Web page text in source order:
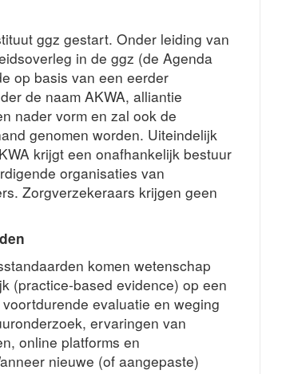
ggz gestart. Onder leiding van
in de ggz (de Agenda
op basis van een eerder
de naam AKWA, alliantie
nader vorm en zal ook de
genomen worden. Uiteindelijk
krijgt een onafhankelijk bestuur
organisaties van
Zorgverzekeraars krijgen geen
komen wetenschap
(practice-based evidence) op een
evaluatie en weging
ervaringen van
online platforms en
nieuwe (of aangepaste)